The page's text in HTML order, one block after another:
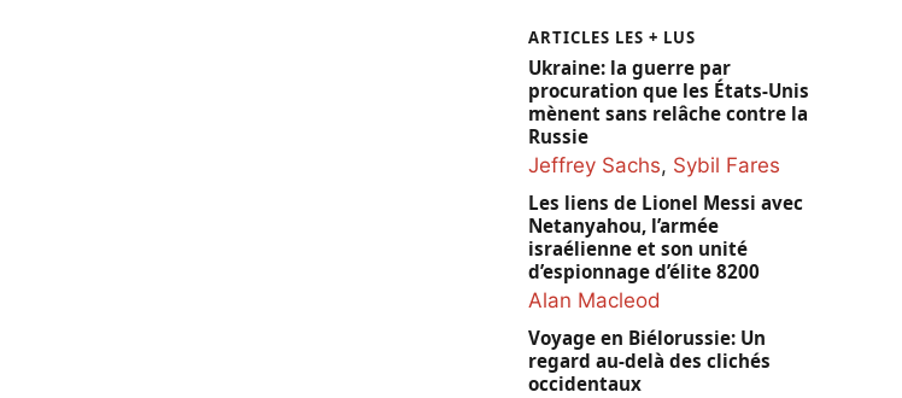
ARTICLES LES + LUS
Ukraine: la guerre par
procuration que les États-Unis
mènent sans relâche contre la
Russie
Jeffrey Sachs, Sybil Fares
Les liens de Lionel Messi avec
Netanyahou, l’armée
israélienne et son unité
d’espionnage d’élite 8200
Alan Macleod
Voyage en Biélorussie: Un
regard au-delà des clichés
occidentaux